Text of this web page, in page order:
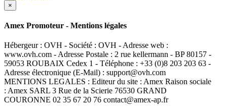
×
Amex Promoteur - Mentions légales
Hébergeur : OVH - Société : OVH - Adresse web :
www.ovh.com - Adresse Postale : 2 rue kellermann - BP 80157 -
59053 ROUBAIX Cedex 1 - Téléphone : +33 (0)8 203 203 63 -
Adresse électronique (E-Mail) : support@ovh.com
MENTIONS LEGALES : Editeur du site : Amex Raison sociale
: Amex SARL 3 Rue de la Scierie 76530 GRAND
COURONNE 02 35 67 20 76 contact@amex-ap.fr